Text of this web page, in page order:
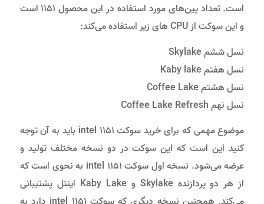
است. تعداد پین‌های مورد استفاده در این محصول 1151 است
و این سوکت از CPU های زیر استفاده می‌کند:
نسل ششم Skylake
نسل هفتم Kaby lake
نسل هشتم Coffee Lake
نسل نهم Coffee Lake Refresh
موضوع مهمی که برای خرید سوکت intel 1151 باید به آن توجه
کنید این است که این سوکت در دو نسخه مختلف تولید و
عرضه می‌شود. نسخه اول سوکت intel 1151 به نحوی است که
از هر دو پردازنده Skylake و Kaby Lake اینتل پشتیبانی